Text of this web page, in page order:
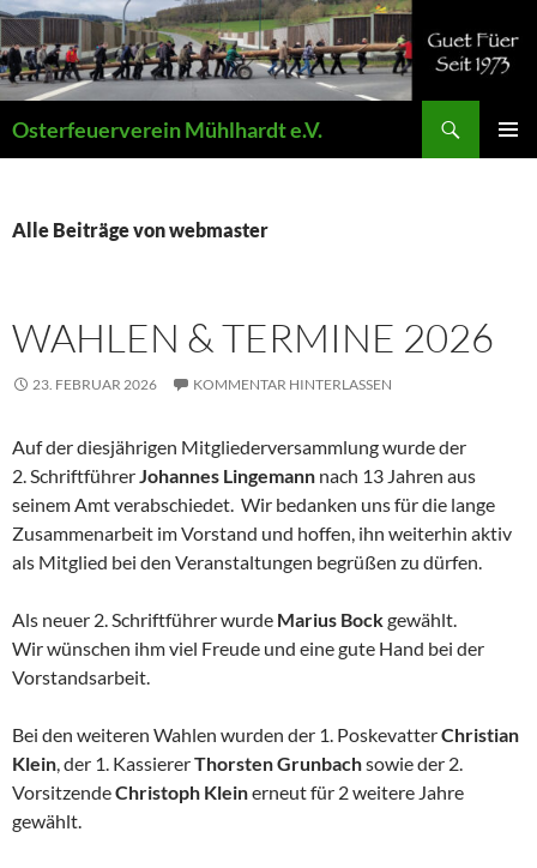
Zum
Inhalt
springen
Osterfeuerverein Mühlhardt e.V.
Alle Beiträge von webmaster
WAHLEN & TERMINE 2026
23. FEBRUAR 2026 KOMMENTAR HINTERLASSEN
Auf der diesjährigen Mitgliederversammlung wurde der
2. SchriftführerJohannes Lingemann nach 13 Jahren aus
seinem Amt verabschiedet. Wir bedanken uns für die lange
Zusammenarbeit im Vorstand und hoffen, ihn weiterhin aktiv
als Mitglied bei den Veranstaltungen begrüßen zu dürfen.
Als neuer 2. Schriftführer wurde Marius Bockgewählt.
Wir wünschen ihm viel Freude und eine gute Hand bei der
Vorstandsarbeit.
Bei den weiteren Wahlen wurden der 1. PoskevatterChristian
Klein, der 1. KassiererThorsten Grunbachsowie der 2.
VorsitzendeChristoph Kleinerneut für 2 weitere Jahre
gewählt.